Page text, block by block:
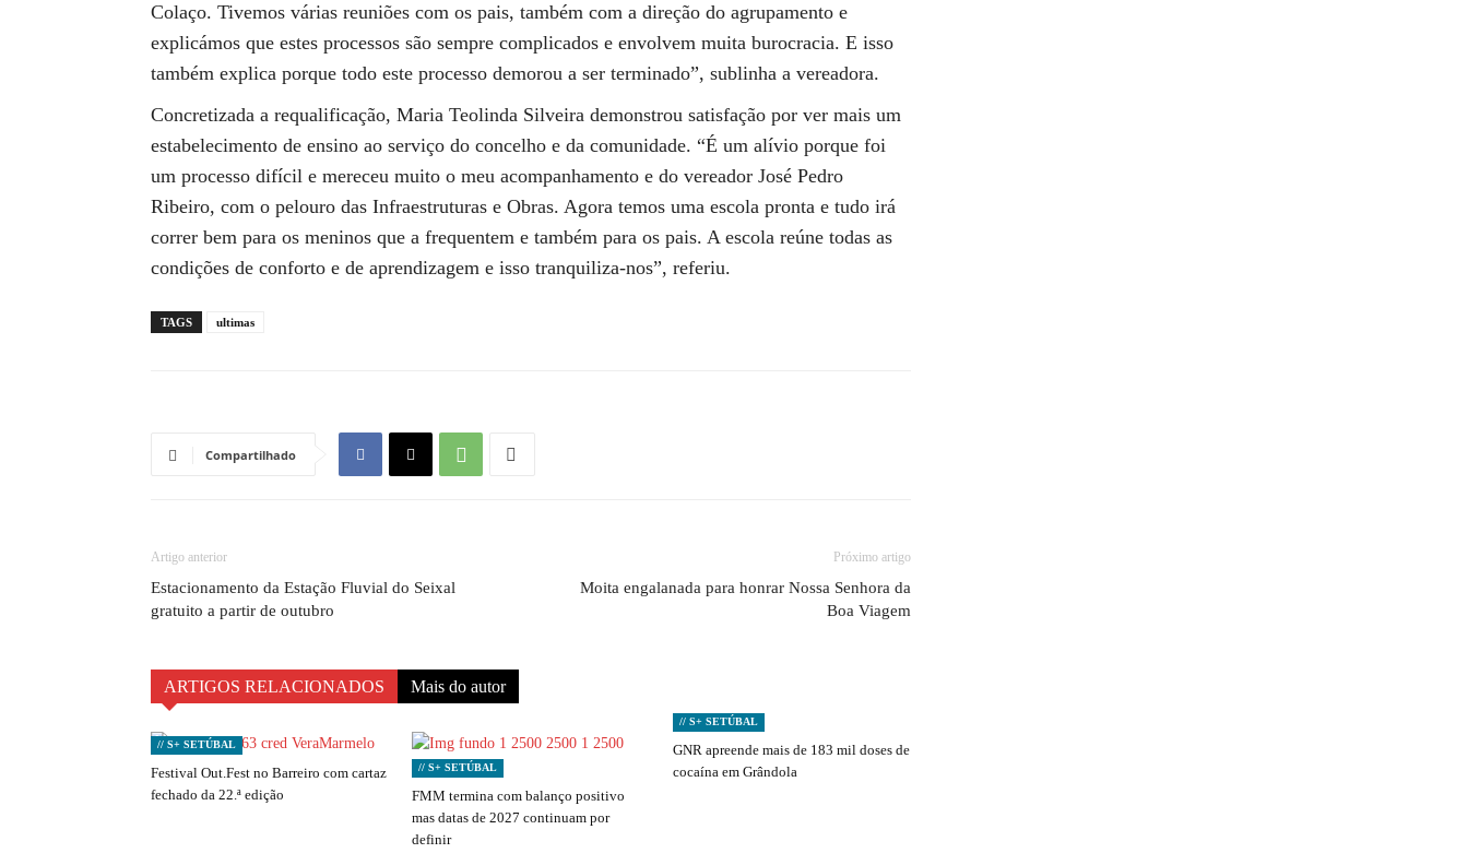
Colaço. Tivemos várias reuniões com os pais, também com a direção do agrupamento e
explicámos que estes processos são sempre complicados e envolvem muita burocracia. E isso
também explica porque todo este processo demorou a ser terminado”, sublinha a vereadora.
Concretizada a requalificação, Maria Teolinda Silveira demonstrou satisfação por ver mais um
estabelecimento de ensino ao serviço do concelho e da comunidade. “É um alívio porque foi
um processo difícil e mereceu muito o meu acompanhamento e do vereador José Pedro
Ribeiro, com o pelouro das Infraestruturas e Obras. Agora temos uma escola pronta e tudo irá
correr bem para os meninos que a frequentem e também para os pais. A escola reúne todas as
condições de conforto e de aprendizagem e isso tranquiliza-nos”, referiu.
TAGS ultimas
Compartilhado
Artigo anterior
Estacionamento da Estação Fluvial do Seixal
gratuito a partir de outubro
Próximo artigo
Moita engalanada para honrar Nossa Senhora da
Boa Viagem
ARTIGOS RELACIONADOS Mais do autor
// S+ SETÚBAL
Festival Out.Fest no Barreiro com cartaz
fechado da 22.ª edição
// S+ SETÚBAL
FMM termina com balanço positivo
mas datas de 2027 continuam por
definir
// S+ SETÚBAL
GNR apreende mais de 183 mil doses de
cocaína em Grândola